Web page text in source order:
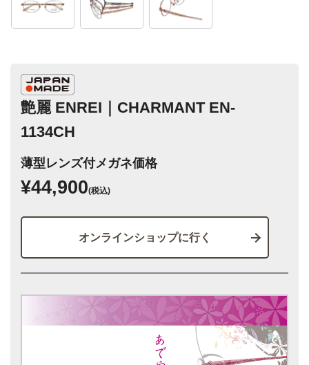
艶麗 ENREI｜CHARMANT EN-
1134CH
薄型レンズ付メガネ価格
¥44,900(税込)
オンラインショップに行く